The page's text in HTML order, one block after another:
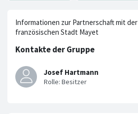
Informationen zur Partnerschaft mit der
französischen Stadt Mayet
Kontakte der Gruppe
Josef Hartmann